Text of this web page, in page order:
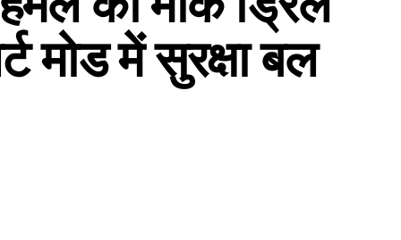
मोड में सुरक्षा बल